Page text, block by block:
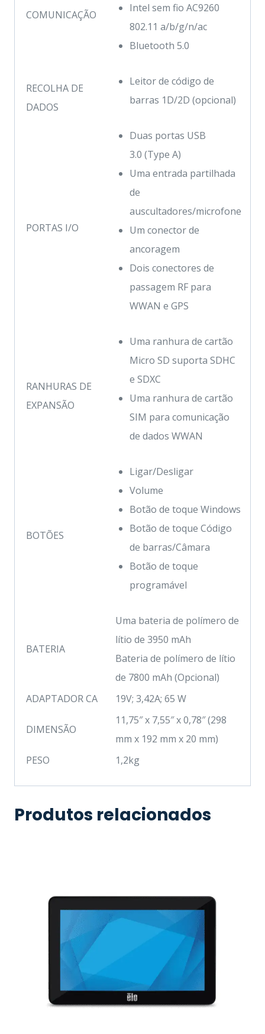
COMUNICAÇÃO
Intel sem fio AC9260
802.11 a/b/g/n/ac
Bluetooth 5.0
RECOLHA DE
DADOS
Leitor de código de
barras 1D/2D (opcional)
PORTAS I/O
Duas portas USB
3.0 (Type A)
Uma entrada partilhada
de
auscultadores/microfone
Um conector de
ancoragem
Dois conectores de
passagem RF para
WWAN e GPS
RANHURAS DE
EXPANSÃO
Uma ranhura de cartão
Micro SD suporta SDHC
e SDXC
Uma ranhura de cartão
SIM para comunicação
de dados WWAN
BOTÕES
Ligar/Desligar
Volume
Botão de toque Windows
Botão de toque Código
de barras/Câmara
Botão de toque
programável
BATERIA
Uma bateria de polímero de
lítio de 3950 mAh
Bateria de polímero de lítio
de 7800 mAh (Opcional)
ADAPTADOR CA
19V; 3,42A; 65 W
DIMENSÃO
11,75″ x 7,55″ x 0,78″ (298
mm x 192 mm x 20 mm)
PESO
1,2kg
Produtos relacionados